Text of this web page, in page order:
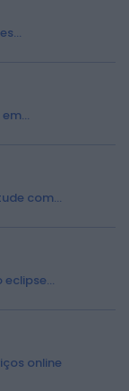
com...
online